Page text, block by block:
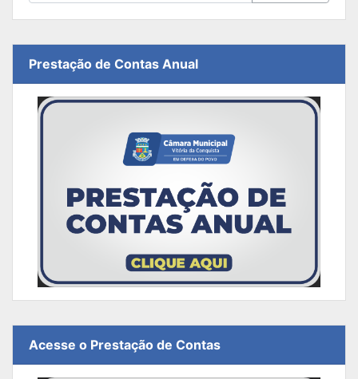
Prestação de Contas Anual
Acesse o Prestação de Contas